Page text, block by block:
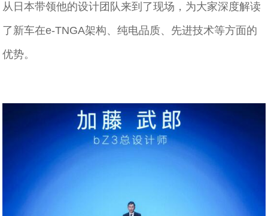
从日本带领他的设计团队来到了现场，为大家深度解读
了新车在e-TNGA架构、纯电品质、先进技术等方面的
优势。